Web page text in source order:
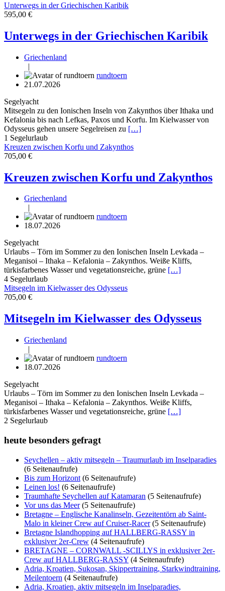
Unterwegs in der Griechischen Karibik
595,00 €
Unterwegs in der Griechischen Karibik
Griechenland
|
rundtoern
21.07.2026
Segelyacht
Mitsegeln zu den Ionischen Inseln von Zakynthos über Ithaka und
Kefalonia bis nach Lefkas, Paxos und Korfu. Im Kielwasser von
Odysseus gehen unsere Segelreisen zu […]
1 Segelurlaub
Kreuzen zwischen Korfu und Zakynthos
705,00 €
Kreuzen zwischen Korfu und Zakynthos
Griechenland
|
rundtoern
18.07.2026
Segelyacht
Urlaubs – Törn im Sommer zu den Ionischen Inseln Levkada –
Meganisoi – Ithaka – Kefalonia – Zakynthos. Weiße Kliffs,
türkisfarbenes Wasser und vegetationsreiche, grüne […]
4 Segelurlaub
Mitsegeln im Kielwasser des Odysseus
705,00 €
Mitsegeln im Kielwasser des Odysseus
Griechenland
|
rundtoern
18.07.2026
Segelyacht
Urlaubs – Törn im Sommer zu den Ionischen Inseln Levkada –
Meganisoi – Ithaka – Kefalonia – Zakynthos. Weiße Kliffs,
türkisfarbenes Wasser und vegetationsreiche, grüne […]
2 Segelurlaub
heute besonders gefragt
Seychellen – aktiv mitsegeln – Traumurlaub im Inselparadies
(6 Seitenaufrufe)
Bis zum Horizont (6 Seitenaufrufe)
Leinen los! (6 Seitenaufrufe)
Traumhafte Seychellen auf Katamaran (5 Seitenaufrufe)
Vor uns das Meer(5 Seitenaufrufe)
Bretagne – Englische Kanalinseln, Gezeitentörn ab Saint-
Malo in kleiner Crew auf Cruiser-Racer(5 Seitenaufrufe)
Bretagne Islandhopping auf HALLBERG-RASSY in
exklusiver 2er-Crew (4 Seitenaufrufe)
BRETAGNE – CORNWALL -SCILLYS in exklusiver 2er-
Crew auf HALLBERG-RASSY (4 Seitenaufrufe)
Adria, Kroatien, Sukosan, Skippertraining, Starkwindtraining,
Meilentoern (4 Seitenaufrufe)
Adria, Kroatien, aktiv mitsegeln im Inselparadies,